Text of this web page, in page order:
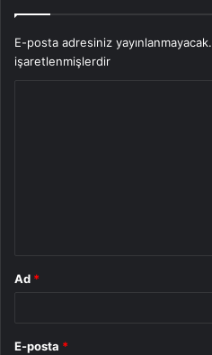
E-posta adresiniz yayınlanmayacak.
işaretlenmişlerdir
Ad *
E-posta *